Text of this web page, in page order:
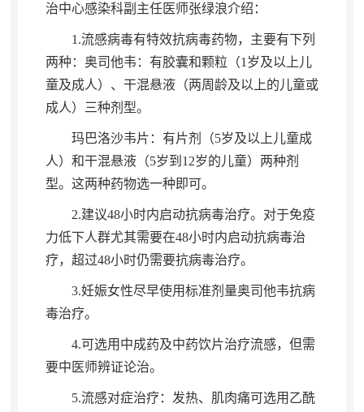
治中心感染科副主任医师张绿浪介绍：
1.流感病毒有特效抗病毒药物， 主要有下列
两种：奥司他韦：有胶囊和颗粒（1 岁及以上儿
童及成人）、干混悬液（两周龄及以上的儿童或
成人）三种剂型。
玛巴洛沙韦片：有片剂（5岁及以上儿童成
人）和干混悬液（5岁到 12岁的儿童）两种剂
型。 这两种药物选一种即可。
2.建议48小时内启动抗病毒治疗。 对于免疫
力低下人群尤其需要在48小时内启动抗病毒治
疗， 超过48小时仍需要抗病毒治疗。
3.妊娠女性尽早使用标准剂量奥司他韦抗病
毒治疗。
4.可选用中成药及中药饮片治疗流感， 但需
要中医师辨证论治。
5.流感对症治疗：发热、肌肉痛可选用乙酰